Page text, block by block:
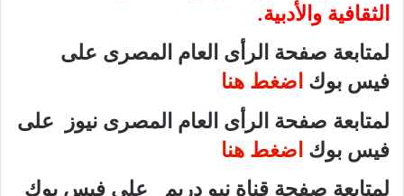
الثقافية والأدبية.
لمتابعة صفحة الرأى العام المصرى على
فيس بوك اضغط هنا
لمتابعة صفحة الرأى العام المصرى نيوز على
فيس بوك اضغط هنا
لمتابعة صفحة قناة نيو دريم على فيس بوك